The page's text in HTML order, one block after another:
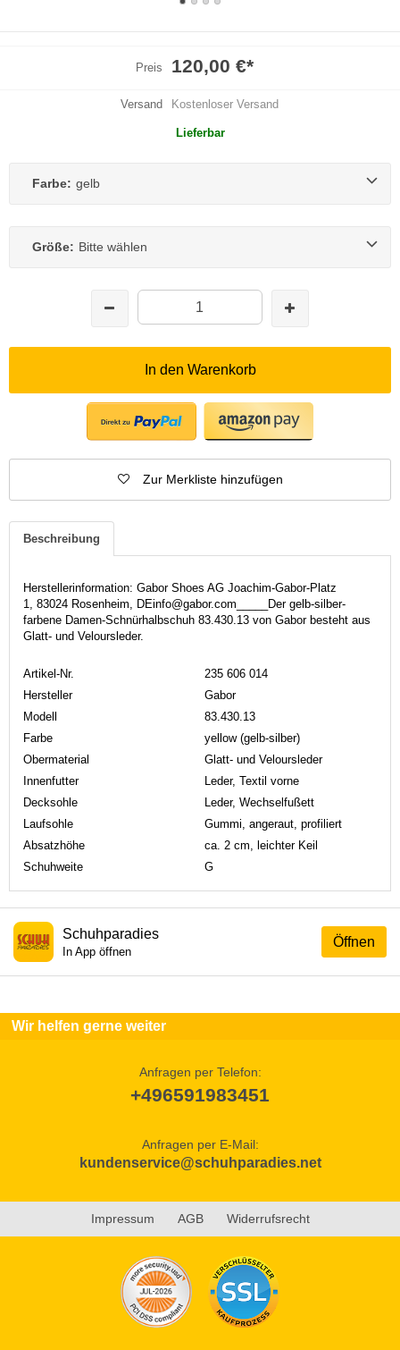
Preis 120,00 €*
Versand Kostenloser Versand
Lieferbar
Farbe: gelb
Größe: Bitte wählen
In den Warenkorb
Zur Merkliste hinzufügen
Beschreibung
Herstellerinformation: Gabor Shoes AG Joachim-Gabor-Platz
1, 83024 Rosenheim, DEinfo@gabor.com_____Der gelb-silber-
farbene Damen-Schnürhalbschuh 83.430.13 von Gabor besteht aus
Glatt- und Veloursleder.
Artikel-Nr.
235 606 014
Hersteller
Gabor
Modell
83.430.13
Farbe
yellow (gelb-silber)
Obermaterial
Glatt- und Veloursleder
Innenfutter
Leder, Textil vorne
Decksohle
Leder, Wechselfußett
Laufsohle
Gummi, angeraut, profiliert
Absatzhöhe
ca. 2 cm, leichter Keil
Schuhweite
G
Öffnen
Schuhparadies
In App öffnen
Wir helfen gerne weiter
Anfragen per Telefon:
+496591983451
Anfragen per E-Mail:
kundenservice@schuhparadies.net
Impressum AGB Widerrufsrecht